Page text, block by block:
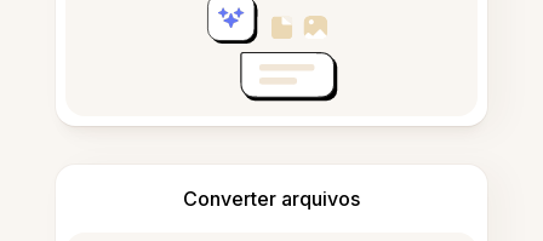
Converter arquivos